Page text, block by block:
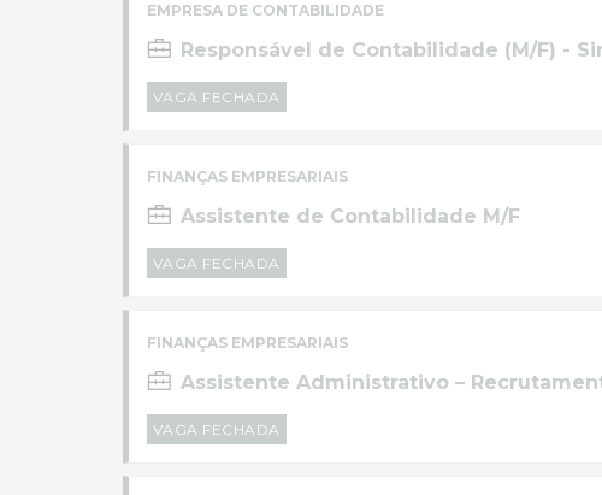
EMPRESA DE CONTABILIDADE
Responsável de Contabilidade (M/F) -
VAGA FECHADA
FINANÇAS EMPRESARIAIS
Assistente de Contabilidade M/F
VAGA FECHADA
FINANÇAS EMPRESARIAIS
Assistente Administrativo –
VAGA FECHADA